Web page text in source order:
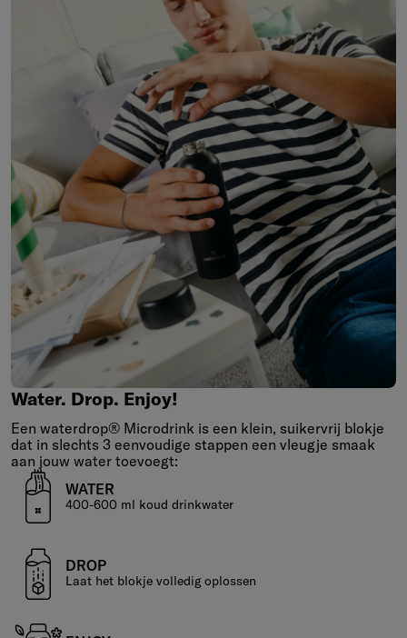
Water. Drop. Enjoy!
Water. Drop. Enjoy!
Een waterdrop® Microdrink is een klein, suikervrij blokje
dat in slechts 3 eenvoudige stappen een vleugje smaak
aan jouw water toevoegt:
WATER
400-600 ml koud drinkwater
DROP
Laat het blokje volledig oplossen